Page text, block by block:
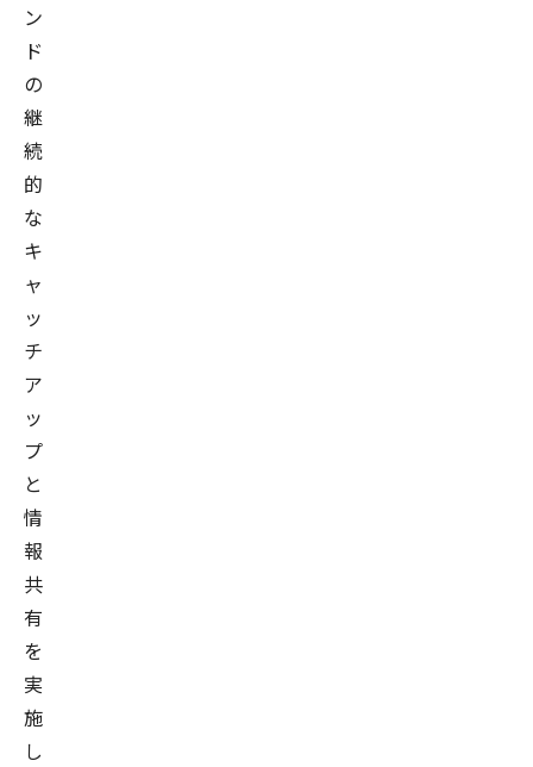
ン
ド
の
継
続
的
な
キ
ャ
ッ
チ
ア
ッ
プ
と
情
報
共
有
を
実
施
し